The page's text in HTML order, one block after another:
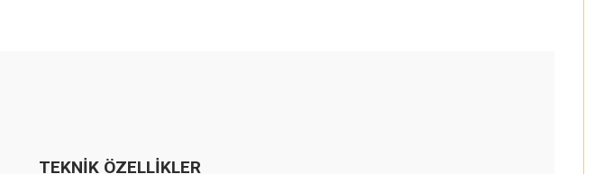
TEKNİK ÖZELLİKLER